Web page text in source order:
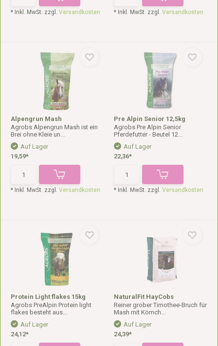
* Inkl. MwSt. zzgl.Versandkosten * Inkl. MwSt. zzgl. Versandkosten
Alpengrun Mash
Agrobs Alpengrun Mash ist ein
Brei ohne Kleie un...
Auf Lager
19,59*
* Inkl. MwSt. zzgl.Versandkosten
Pre Alpin Senior 12,5kg
Agrobs Pre Alpin Senior
Pferdefutter - Beutel 12...
Auf Lager
22,36*
* Inkl. MwSt. zzgl. Versandkosten
Protein Light flakes 15kg
Agrobs PreAlpin Protein light
flakes besteht aus...
Auf Lager
24,12*
NaturalFit HayCobs
Reiner grober Timothee-Bruch für
Mash mit Körnch...
Auf Lager
24,39*